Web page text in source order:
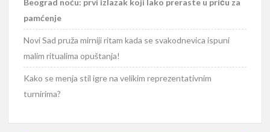
Beograd noću: prvi izlazak koji lako preraste u priču za
pamćenje
Novi Sad pruža mirniji ritam kada se svakodnevica ispuni
malim ritualima opuštanja!
Kako se menja stil igre na velikim reprezentativnim
turnirima?